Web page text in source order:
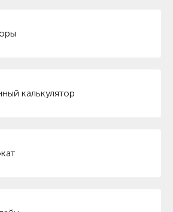
калькулятор